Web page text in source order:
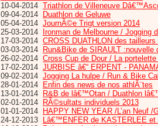
10-04-2014 Triathlon de Villeneuve
09-04-2014 Duathlon de Geluwe
05-04-2014 JournÃ©e Trigt version 2014
25-03-2014 Ironman de Melbourne /
17-03-2014 CROSS DUATHLON des
03-03-2014 Run&Bike de SIRAULT :nouvelle
26-02-2014 Cross Cup de Dour / La
17-02-2014 JURBISE â€“ ERPENT -
09-02-2014 Jogging La hulpe / Run & Bike
28-01-2014 Enfin des news de nos athlÃ¨tes
13-01-2014 R&B de lâ€™Otan / Duathlon
02-01-2014 RÃ©sultats individuels 2013
01-01-2014 HAPPY NEW YEAR /L’an Neuf /
24-12-2013 Lâ€™ENFER de KASTERLEE et